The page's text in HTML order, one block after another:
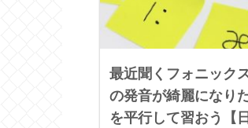
最近聞くフォニック
の発音が綺麗になり
を平行して習おう【